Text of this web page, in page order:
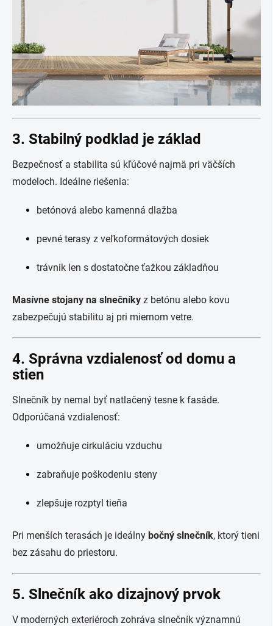
3. Stabilný podklad je základ
Bezpečnosť a stabilita sú kľúčové najmä pri väčších
modeloch. Ideálne riešenia:
betónová alebo kamenná dlažba
pevné terasy z veľkoformátových dosiek
trávnik len s dostatočne ťažkou základňou
Masívne stojany na slnečníky z betónu alebo kovu
zabezpečujú stabilitu aj pri miernom vetre.
4. Správna vzdialenosť od domu a
stien
Slnečník by nemal byť natlačený tesne k fasáde.
Odporúčaná vzdialenosť:
umožňuje cirkuláciu vzduchu
zabraňuje poškodeniu steny
zlepšuje rozptyl tieňa
Pri menších terasách je ideálny bočný slnečník, ktorý tieni
bez zásahu do priestoru.
5. Slnečník ako dizajnový prvok
V moderných exteriéroch zohráva slnečník významnú